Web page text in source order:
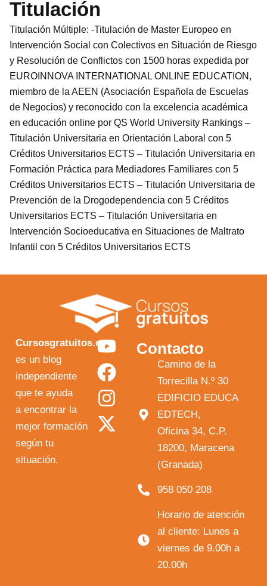
Titulación
Titulación Múltiple: -Titulación de Master Europeo en
Intervención Social con Colectivos en Situación de Riesgo
y Resolución de Conflictos con 1500 horas expedida por
EUROINNOVA INTERNATIONAL ONLINE EDUCATION,
miembro de la AEEN (Asociación Española de Escuelas
de Negocios) y reconocido con la excelencia académica
en educación online por QS World University Rankings –
Titulación Universitaria en Orientación Laboral con 5
Créditos Universitarios ECTS – Titulación Universitaria en
Formación Práctica para Mediadores Familiares con 5
Créditos Universitarios ECTS – Titulación Universitaria de
Prevención de la Drogodependencia con 5 Créditos
Universitarios ECTS – Titulación Universitaria en
Intervención Socioeducativa en Situaciones de Maltrato
Infantil con 5 Créditos Universitarios ECTS
Cursosgratuitos.es
es un blog
independiente
que te ayuda
a encontrar la
mejor formación
según tu
situación.
Y
o
u
t
u
F
a
c
e
b
I
n
s
t
a
X
-
t
w
i
Contacto
Camino de la
Torrecilla N.º 30
EDIFICIO EDUCA
EDTECH,
Oficina 34, C.P.
18200, Maracena
(Granada)
958 050 208
Horario de atención
al cliente: Lunes a
viernes de 9.00h a
20.00h